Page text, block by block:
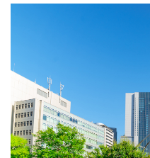
商品別では主要5品目のうち
で、家庭用品（11.2％増）、
増、衣料品が9.4％増、雑貨
家具（41.7％増）、衣料品